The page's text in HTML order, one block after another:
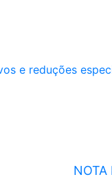
e reduções
NOTA